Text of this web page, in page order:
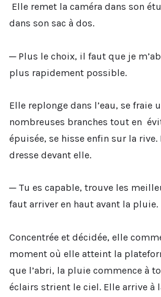
Elle remet la caméra dans son
dans son sac à dos.
─ Plus le choix, il faut que je
plus rapidement possible.
Elle replonge dans l’eau, se fraie
nombreuses branches tout en
épuisée, se hisse enfin sur la rive.
dresse devant elle.
─ Tu es capable, trouve les
faut arriver en haut avant la pluie.
Concentrée et décidée, elle
moment où elle atteint la
que l’abri, la pluie commence à
éclairs strient le ciel. Elle arrive à